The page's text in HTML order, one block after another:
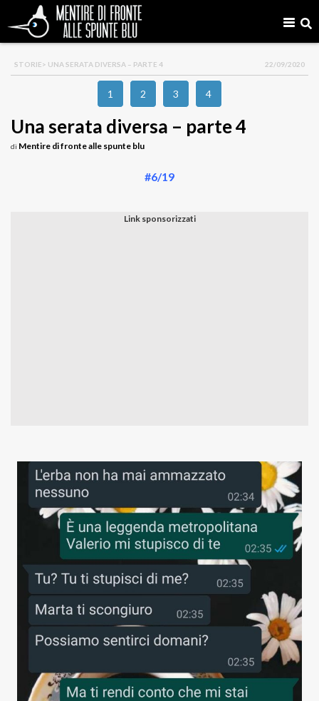
STORIE> UNA SERATA DIVERSA – PARTE 4 22/09/2020
1 2 3 4
Una serata diversa – parte 4
di Mentire di fronte alle spunte blu
#6/19